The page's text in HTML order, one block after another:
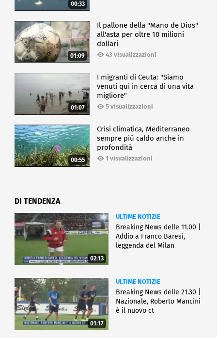
00:33
01:09
Il pallone della "Mano de Dios"
all'asta per oltre 10 milioni
dollari
43 visualizzazioni
01:07
I migranti di Ceuta: "Siamo
venuti qui in cerca di una vita
migliore"
5 visualizzazioni
00:55
Crisi climatica, Mediterraneo
sempre più caldo anche in
profondità
1 visualizzazioni
DI TENDENZA
02:13
ULTIME NOTIZIE
Breaking News delle 11.00 |
Addio a Franco Baresi,
leggenda del Milan
01:17
ULTIME NOTIZIE
Breaking News delle 21.30 |
Nazionale, Roberto Mancini
è il nuovo ct